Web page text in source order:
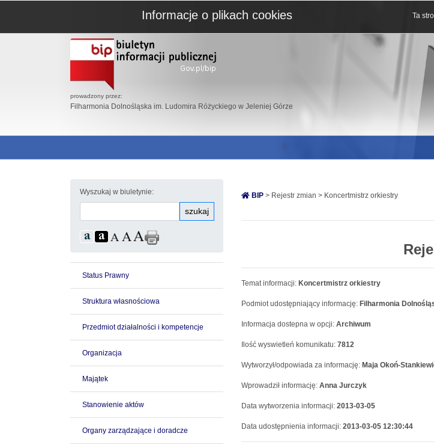
prowadzony przez:
Filharmonia Dolnośląska im. Ludomira Różyckiego w Jeleniej Górze
Wyszukaj w biuletynie:
szukaj
Status Prawny
Struktura własnościowa
Przedmiot działalności i kompetencje
Organizacja
Majątek
Stanowienie aktów
Organy zarządzające i doradcze
BIP > Rejestr zmian > Koncertmistrz orkiestry
Temat informacji: Koncertmistrz orkiestry
Podmiot udostępniający informację: Filharmonia
Informacja dostepna w opcji: Archiwum
Ilość wyswietleń komunikatu: 7812
Wytworzył/odpowiada za informację: Maja Okoń-
Wprowadził informację: Anna Jurczyk
Data wytworzenia informacji: 2013-03-05
Data udostępnienia informacji: 2013-03-05 12:30:44
Informacje o plikach cookies Ta